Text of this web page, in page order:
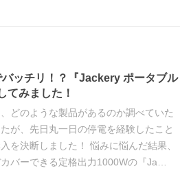
ッチリ！？『Jackery ポータブル
てみました！
どのような製品があるのか調べていた
が、先日丸一日の停電を経験したこと
を決断しました！ 悩みに悩んだ結果、
バーできる定格出力1000Wの『Ja…